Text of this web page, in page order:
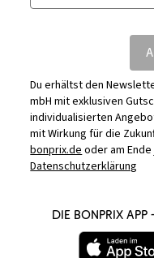
Du erhältst den
mbH mit exklusiven
individualisierten
mit Wirkung für die
bonprix.deoder am
Datenschutzerklärung
DIE BONPRIX APP